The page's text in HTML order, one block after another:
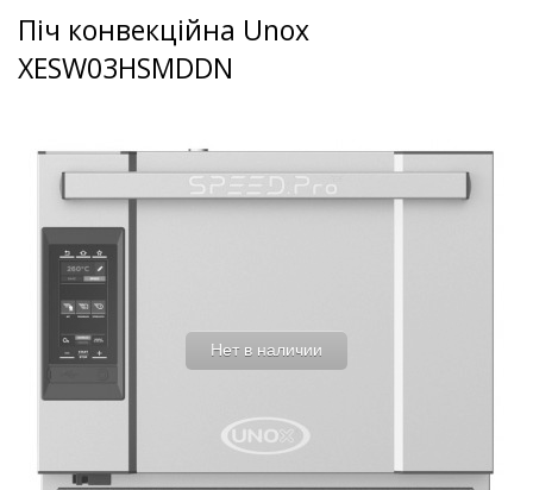
Піч конвекційна Unox
XESW03HSMDDN
Нет в наличии